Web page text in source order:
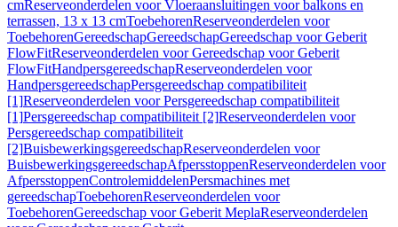
cmReserveonderdelen voor Vloeraansluitingen voor balkons en
terrassen, 13 x 13 cmToebehorenReserveonderdelen voor
ToebehorenGereedschapGereedschapGereedschap voor Geberit
FlowFitReserveonderdelen voor Gereedschap voor Geberit
FlowFitHandpersgereedschapReserveonderdelen voor
HandpersgereedschapPersgereedschap compatibiliteit
[1]Reserveonderdelen voor Persgereedschap compatibiliteit
[1]Persgereedschap compatibiliteit [2]Reserveonderdelen voor
Persgereedschap compatibiliteit
[2]BuisbewerkingsgereedschapReserveonderdelen voor
BuisbewerkingsgereedschapAfpersstoppenReserveonderdelen voor
AfpersstoppenControlemiddelenPersmachines met
gereedschapToebehorenReserveonderdelen voor
ToebehorenGereedschap voor Geberit MeplaReserveonderdelen